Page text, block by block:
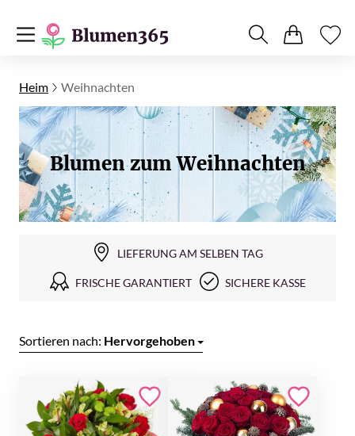
Heim Weihnachten
Blumen zum Weihnachten
LIEFERUNG AM SELBEN TAG
FRISCHE GARANTIERT SICHERE KASSE
Sortieren nach: Hervorgehoben